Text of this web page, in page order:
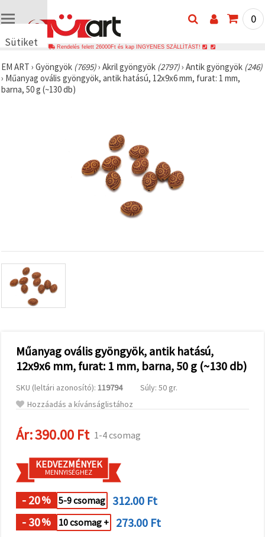
Sütiket
🍪 Cookie-
kat és
hasonló
a
valamint
relevánsabb
tartalmat
hirdetéseket
analitikai és
marketingpartnereink
segítségével
Az "Összes
elfogadása"
gombra
elfogadhatja
az összes
Beállításokban
megadhatja
preferenciáit
az adott
típusú sütik
kiválasztásával
"Mentés"
0
Rendelés felett 26000Ft és kap INGYENES SZÁLLÍTÁST!
EM ART › Gyöngyök (7695)› Akril gyöngyök (2797)› Antik gyöngyök (246)
› Műanyag ovális gyöngyök, antik hatású, 12x9x6 mm, furat: 1 mm,
barna, 50 g (~130 db)
Műanyag ovális gyöngyök, antik hatású,
12x9x6 mm, furat: 1 mm, barna, 50 g (~130 db)
SKU (leltári azonosító): 119794
Súly: 50 gr.
Hozzáadás a kívánságlistához
Ár:390.00 Ft 1-4 csomag
KEDVEZMÉNYEK
MENNYISÉGHEZ
- 20% 5-9 csomag
312.00 Ft
- 30% 10 csomag + 273.00 Ft